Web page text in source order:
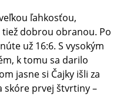
ľahkosťou,
dobrou obranou. Po
už 16:6. S vysokým
k tomu sa darilo
jasne si Čajky išli za
skóre prvej štvrtiny –